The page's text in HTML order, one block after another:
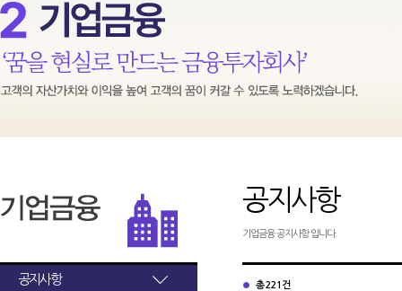
공지사항
공지사항
기업금융 공지사항 입니다.
총 221건